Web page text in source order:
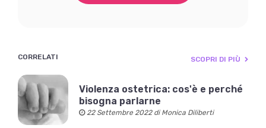
CORRELATI SCOPRI DI PIÙ
Violenza ostetrica: cos'è e perché
bisogna parlarne
22 Settembre 2022 di Monica Diliberti